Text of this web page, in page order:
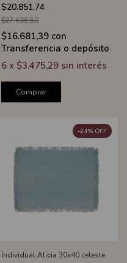
$20.851,74
$27.436,50
$16.681,39 con
Transferencia o depósito
6 x $3.475,29 sin interés
Comprar
Individual Alicia 30x40 celeste
-24% OFF